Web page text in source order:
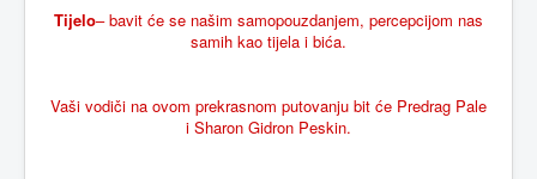
Tijelo– bavit će se našim samopouzdanjem, percepcijom nas
samih kao tijela i bića.
Vaši vodiči na ovom prekrasnom putovanju bit će Predrag Pale
i Sharon Gidron Peskin.